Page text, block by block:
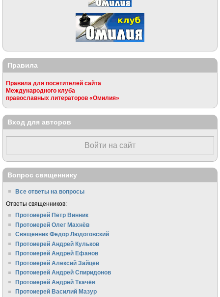
Правила
Правила для посетителей сайта
Международного клуба
православных литераторов «Омилия»
Вход для авторов
Войти на сайт
Вопрос священнику
Все ответы на вопросы
Ответы священников:
Протоиерей Пётр Винник
Протоиерей Олег Махнёв
Священник Федор Людоговский
Протоиерей Андрей Кульков
Протоиерей Андрей Ефанов
Протоиерей Алексий Зайцев
Протоиерей Андрей Спиридонов
Протоиерей Андрей Ткачёв
Протоиерей Василий Мазур